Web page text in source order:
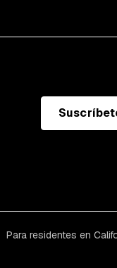
Para residentes en